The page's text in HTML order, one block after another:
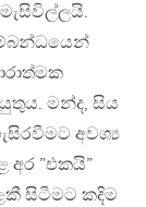
මන්ද, සිය
අවශ්‍ය
”එකයි”
සිටීමට කදිම